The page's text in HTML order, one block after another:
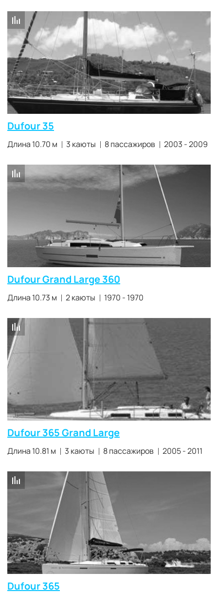
Dufour 35
Длина 10.70 м 3 каюты 8 пассажиров 2003 - 2009
Dufour Grand Large 360
Длина 10.73 м 2 каюты 1970 - 1970
Dufour 365 Grand Large
Длина 10.81 м 3 каюты 8 пассажиров 2005 - 2011
Dufour 365